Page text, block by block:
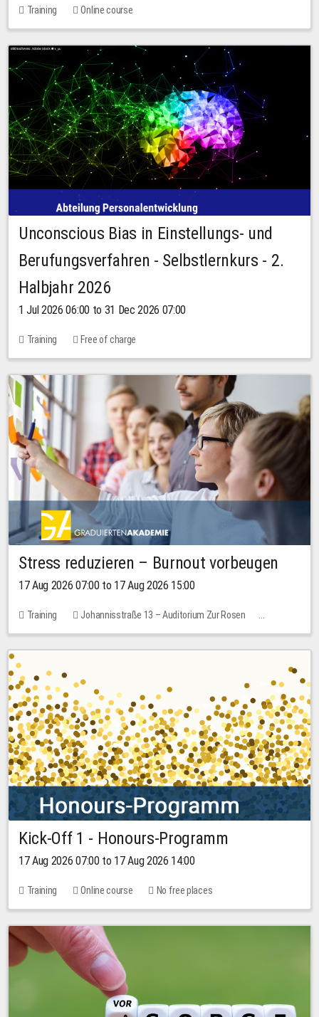
Training Online course
Unconscious Bias in Einstellungs- und
Berufungsverfahren - Selbstlernkurs - 2.
Halbjahr 2026
1 Jul 2026 06:00 to 31 Dec 2026 07:00
Training Free of charge
Stress reduzieren – Burnout vorbeugen
17 Aug 2026 07:00 to 17 Aug 2026 15:00
Training
Johannisstraße 13 – Auditorium Zur Rosen
2 places
10.00 EUR
Kick-Off 1 - Honours-Programm
17 Aug 2026 07:00 to 17 Aug 2026 14:00
Training Online course No free places